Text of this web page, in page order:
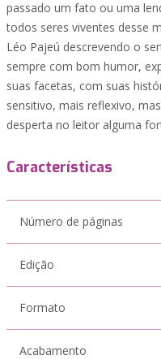
passado um fato ou uma
todos seres viventes desse
Léo Pajeú descrevendo o
sempre com bom humor,
suas facetas, com suas
sensitivo, mais reflexivo,
desperta no leitor alguma
Características
Número de páginas
Edição
Formato
Acabamento